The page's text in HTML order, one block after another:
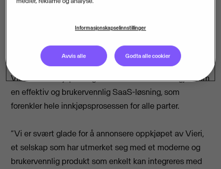
virksomheter.
Vieri fører innkjøpere og leverandører sammen gjennom
en effektiv og brukervennlig SaaS-løsning, som
forenkler hele innkjøpsprosessen for alle parter.
“Vi er svært glade for å annonsere oppkjøpet av Vieri,
et selskap som har utmerket seg med et moderne og
brukervennlig produkt som enkelt kan integreres med
Informasjonskapselinnstillinger
Avvis alle Godta alle cookier